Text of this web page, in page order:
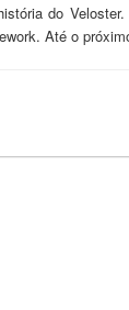
do
Até o